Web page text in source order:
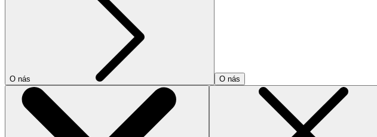
O nás O nás